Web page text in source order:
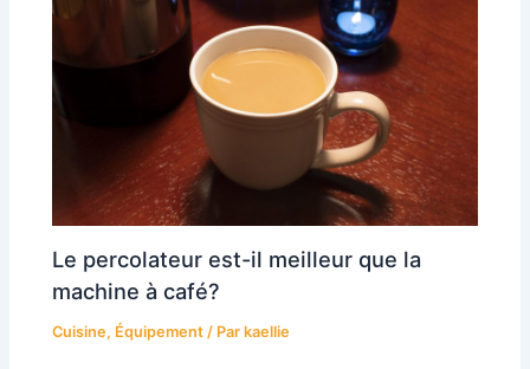
Le percolateur est-il meilleur que la
machine à café?
Cuisine, Équipement / Parkaellie